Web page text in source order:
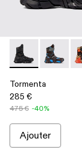
Tormenta -
Tormenta
285 €
475 € -40%
Ajouter